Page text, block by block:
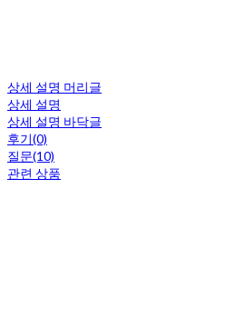
상세 설명 머리글
상세 설명
상세 설명 바닥글
후기(0)
질문(10)
관련 상품